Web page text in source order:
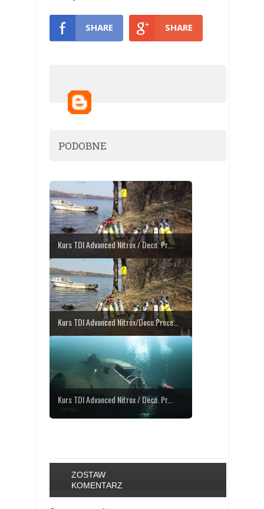
SHARE SHARE
PODOBNE
Kurs TDI Advanced Nitrox / Deco. Pr...
Kurs TDI Advanced Nitrox/Deco.Proce...
Kurs TDI Advanced Nitrox / Deco. Pr...
ZOSTAW
KOMENTARZ